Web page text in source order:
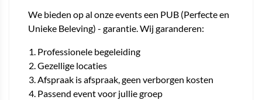
We bieden op al onze events een PUB (Perfecte en
Unieke Beleving) - garantie. Wij garanderen:
Professionele begeleiding
Gezellige locaties
Afspraak is afspraak, geen verborgen kosten
Passend event voor jullie groep